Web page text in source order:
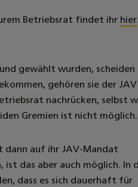
Betriebsrat findet ihr hier
gewählt wurden, scheiden
gehören sie der
nachrücken, selbst
Gremien ist nicht möglich.
dann auf ihr JAV-Mandat
das aber auch möglich. In
dass es sich dauerhaft für